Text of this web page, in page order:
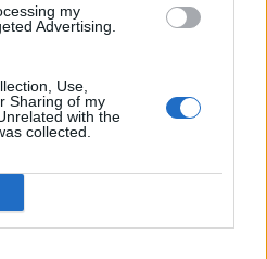
my
Advertising.
Use,
Sharing of my
with the
collected.
del 7, 8 e 9
e nell’Alto